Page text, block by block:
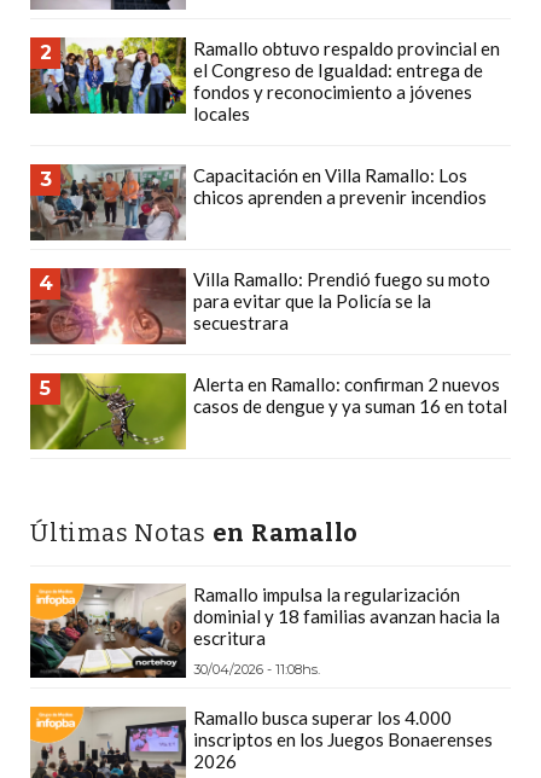
WHEY
PROTEIN
EN
DÓNDE
COMPRAR
MEJOR
GIMNASIO
DE
PERGAMINO
CREAR
TIENDA
SUPLEMENTOS
EN
PERGAMINO:
DÓNDE
PROTEÍNA,
CREATINA
2
Ramallo obtuvo respaldo provincial en
el Congreso de Igualdad: entrega de
fondos y reconocimiento a jóvenes
locales
3
Capacitación en Villa Ramallo: Los
chicos aprenden a prevenir incendios
4
Villa Ramallo: Prendió fuego su moto
para evitar que la Policía se la
secuestrara
5
Alerta en Ramallo: confirman 2 nuevos
casos de dengue y ya suman 16 en total
Últimas Notas en Ramallo
Ramallo impulsa la regularización
dominial y 18 familias avanzan hacia la
escritura
30/04/2026 - 11:08hs.
Ramallo busca superar los 4.000
inscriptos en los Juegos Bonaerenses
2026